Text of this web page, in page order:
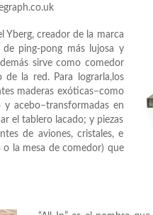
Yberg, creador de la marca
de ping-pong más lujosa y
sirve como comedor
la red. Para lograrla,los
maderas exóticas−como
y acebo−transformadas en
el tablero lacado; y piezas
de aviones, cristales, e
la mesa de comedor) que